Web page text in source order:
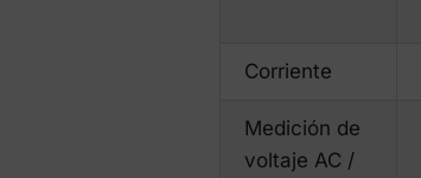
Corriente
Medición de
voltaje AC /